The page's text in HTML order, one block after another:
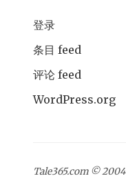
登录
条目 feed
评论 feed
WordPress.org
Tale365.com © 2004